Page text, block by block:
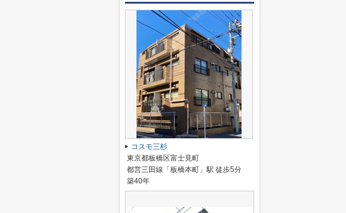
コスモ三杉
東京都板橋区富士見町
都営三田線「板橋本町」駅 徒歩5分
築40年